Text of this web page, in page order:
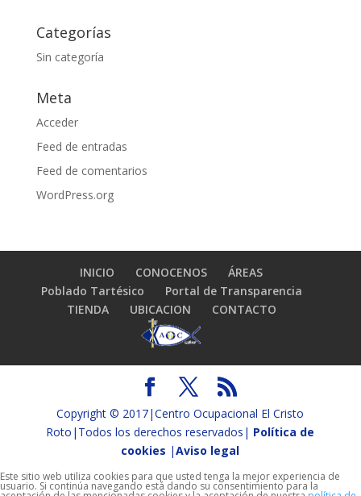
Categorías
Sin categoría
Meta
Acceder
Feed de entradas
Feed de comentarios
WordPress.org
INICIO CONOCENOS
ÁREAS
Poblado Tartésico
Portal de Transparencia
TIENDA
UBICACION CONTACTO
Copyright © 2017|Centro Ocupacional El Cristo
Roto|Todos los derechos reservados| Política de
cookies |Aviso legal
Este sitio web utiliza cookies para que usted tenga la mejor experiencia de
usuario. Si continúa navegando está dando su consentimiento para la